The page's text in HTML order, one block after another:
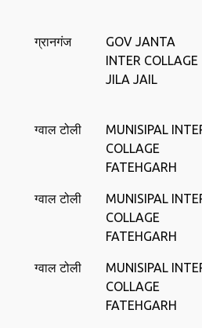
ग्रानगंज
GOV JANTA
INTER COLLAGE
JILA JAIL
ग्वाल टोली
MUNISIPAL
COLLAGE
FATEHGARH
ग्वाल टोली
MUNISIPAL
COLLAGE
FATEHGARH
ग्वाल टोली
MUNISIPAL
COLLAGE
FATEHGARH